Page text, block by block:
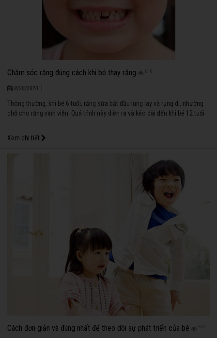
Chăm sóc răng đúng cách khi bé thay răng 810
8/20/2020 |
Thông thường, khi bé 6 tuổi, răng sữa bắt đầu lung lay và rụng đi, nhường
chỗ cho răng vĩnh viễn. Quá trình này diễn ra và kéo dài đến khi bé 12 tuổi.
Xem chi tiết
Cách đơn giản và đúng nhất để theo dõi sự phát triển của bé 815